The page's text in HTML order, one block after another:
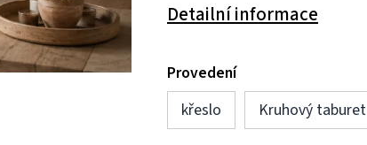
Detailní informace
Provedení
křeslo
Kruhový taburet